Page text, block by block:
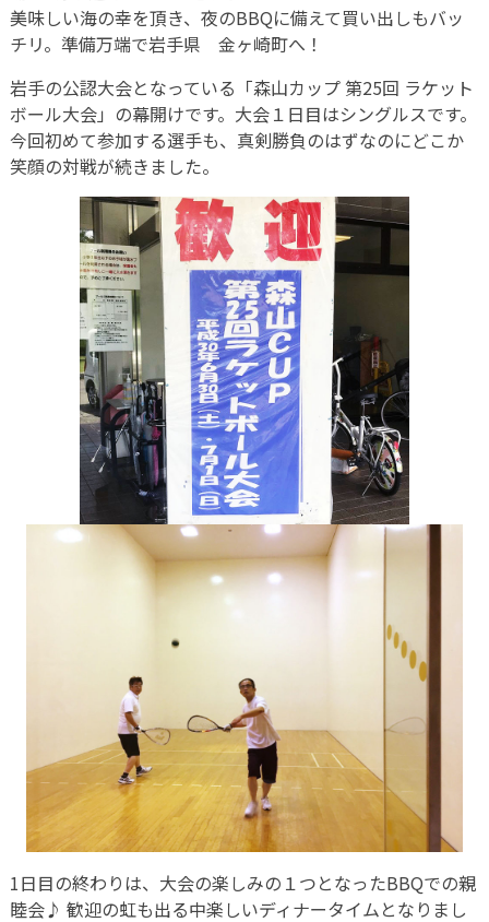
美味しい海の幸を頂き、夜のBBQに備えて買い出しもバッ
チリ。準備万端で岩手県 金ヶ崎町へ！
岩手の公認大会となっている「森山カップ 第25回 ラケット
ボール大会」の幕開けです。大会１日目はシングルスです。
今回初めて参加する選手も、真剣勝負のはずなのにどこか
笑顔の対戦が続きました。
1日目の終わりは、大会の楽しみの１つとなったBBQでの親
睦会♪ 歓迎の虹も出る中楽しいディナータイムとなりまし